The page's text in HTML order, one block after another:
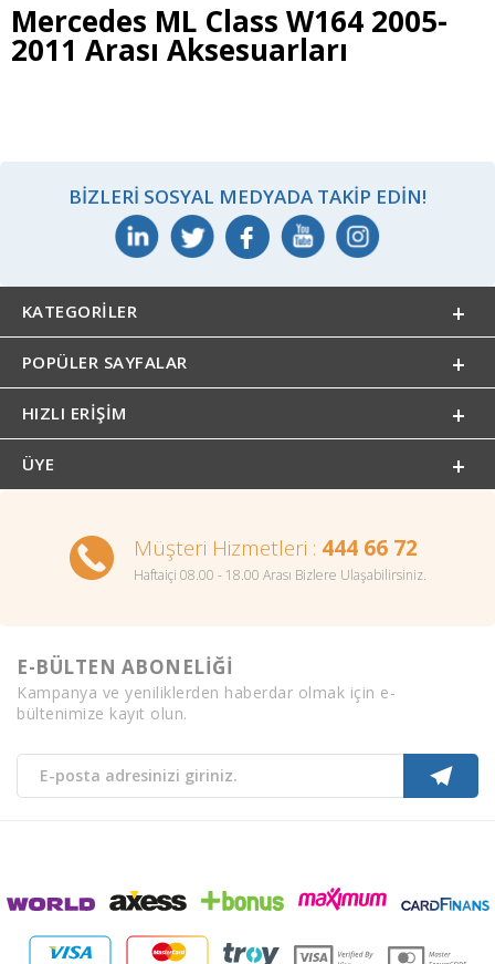
Mercedes ML Class W164 2005-
2011 Arası Aksesuarları
BIZLERI SOSYAL MEDYADA TAKIP EDIN!
KATEGORILER
POPÜLER SAYFALAR
HIZLI ERIŞIM
ÜYE
Müşteri Hizmetleri : 444 66 72
Haftaiçi 08.00 - 18.00 Arası Bizlere Ulaşabilirsiniz.
E-BÜLTEN ABONELİĞİ
Kampanya ve yeniliklerden haberdar olmak için e-
bültenimize kayıt olun.